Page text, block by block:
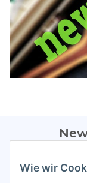
Bitte sendet mir
regelmäßig
Wie wir